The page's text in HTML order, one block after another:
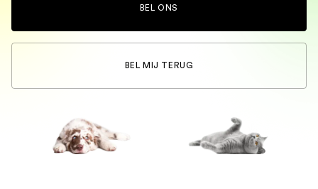
BEL ONS
BEL MIJ TERUG